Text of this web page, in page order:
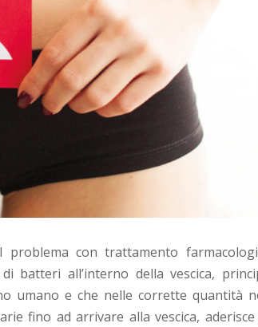
con trattamento
batteri all’interno della vescica,
umano e che nelle corrette quantità
fino ad arrivare alla vescica, aderisce